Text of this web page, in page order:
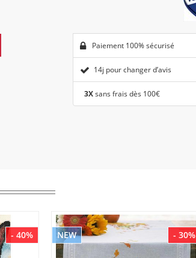
Paiement 100% sécurisé
14j pour changer d’avis
3Xsans frais dès 100€
- 40% - 30%
NEW